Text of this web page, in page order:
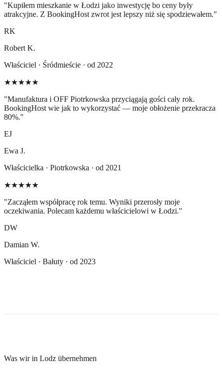
"Kupiłem mieszkanie w Łodzi jako inwestycję bo ceny były
atrakcyjne. Z BookingHost zwrot jest lepszy niż się spodziewałem."
RK
Robert K.
Właściciel · Śródmieście · od 2022
★★★★★
"Manufaktura i OFF Piotrkowska przyciągają gości cały rok.
BookingHost wie jak to wykorzystać — moje obłożenie przekracza
80%."
EJ
Ewa J.
Właścicielka · Piotrkowska · od 2021
★★★★★
"Zacząłem współpracę rok temu. Wyniki przerosły moje
oczekiwania. Polecam każdemu właścicielowi w Łodzi."
DW
Damian W.
Właściciel · Bałuty · od 2023
Was wir in Lodz übernehmen